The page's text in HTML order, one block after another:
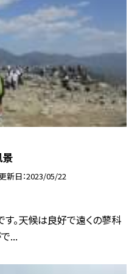
新日 2023/05/22
。天候は良好で遠くの蓼科
...